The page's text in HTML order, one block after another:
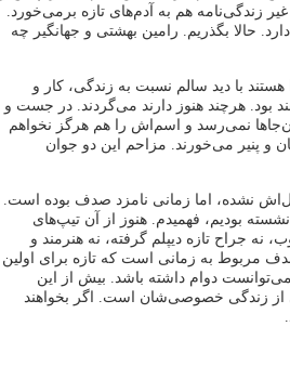
زندگی‌نامه هم به آدم‌های تازه برمی‌خورد.
حالا بگذریم. رامین بهشتی و جهانگیر چه
با دید سالم نسبت به زندگی، کار و
بود. هرچند هنوز دارند می‌گردند. در جست و
نمی‌رسد و اسم‌اش را هم هرگز نخواهم
و پنیر می‌خورند. مزاحم این دو جوان
نشده، اما زمانی نامزد صدف بوده است.
بودیم، فهمیدم. هنوز از آن تیپ‌های
نه جراح تازه دیپلم گرفته، نه هنرمند و
مربوط به زمانی است که تازه برای اولین
دوام داشته باشد. بیش از این
از زندگی خصوصی‌شان است. اگر بخواهند